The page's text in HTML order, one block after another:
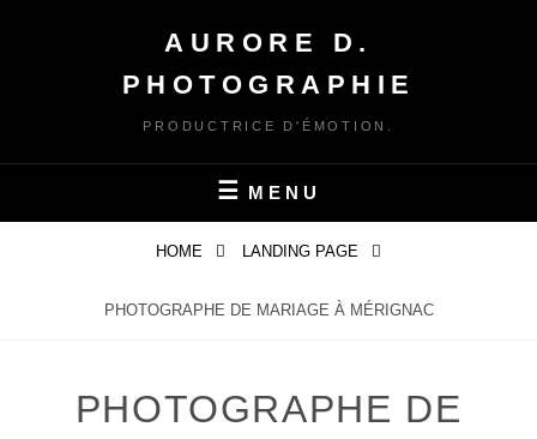
AURORE D.
PHOTOGRAPHIE
PRODUCTRICE D'ÉMOTION.
MENU
HOME LANDING PAGE
PHOTOGRAPHE DE MARIAGE À MÉRIGNAC
PHOTOGRAPHE DE